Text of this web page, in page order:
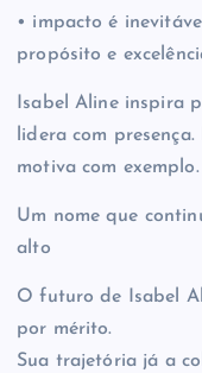
• impacto é
propósito e
Isabel Aline inspira
lidera com
motiva com exemplo.
Um nome que
alto
O futuro de Isabel
por mérito.
Sua trajetória já a